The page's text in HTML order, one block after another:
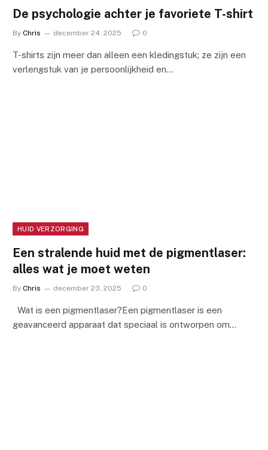
De psychologie achter je favoriete T-shirt
By Chris december 24, 2025 0
T-shirts zijn meer dan alleen een kledingstuk; ze zijn een
verlengstuk van je persoonlijkheid en…
HUID VERZORGING
Een stralende huid met de pigmentlaser:
alles wat je moet weten
By Chris december 23, 2025 0
Wat is een pigmentlaser?Een pigmentlaser is een
geavanceerd apparaat dat speciaal is ontworpen om…